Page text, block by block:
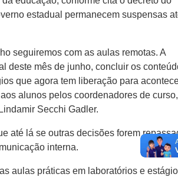
estadual permanecem suspensas
seguiremos com as aulas remotas. A
deste mês de junho, concluir os
que agora tem liberação para
alunos pelos coordenadores de curso,
Secchi Gadler.
até lá se outras decisões forem
interna.
aulas práticas em laboratórios e